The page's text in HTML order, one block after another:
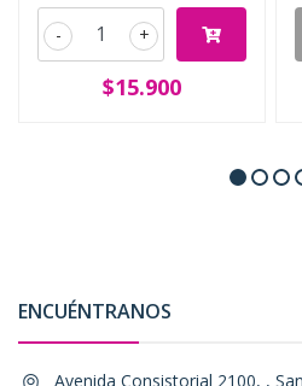
+
-
$15.900
ENCUÉNTRANOS
Avenida Consistorial 2100, ,